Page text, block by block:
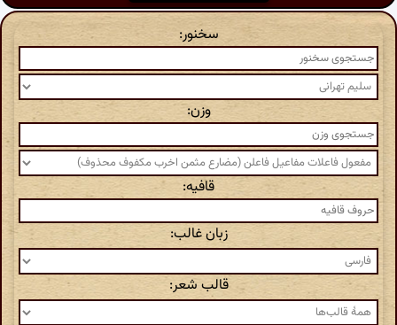
سخنور:
وزن:
قافیه:
زبان غالب:
قالب شعر: